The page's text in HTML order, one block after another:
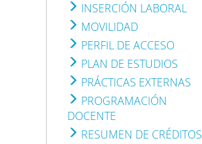
INSERCIÓN LABORAL
MOVILIDAD
PERFIL DE ACCESO
PLAN DE ESTUDIOS
PRÁCTICAS EXTERNAS
PROGRAMACIÓN
DOCENTE
RESUMEN DE CRÉDITOS